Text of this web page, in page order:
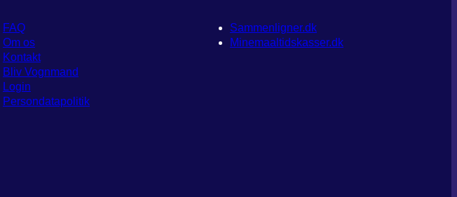
FAQ
Om os
Kontakt
Bliv Vognmand
Login
Persondatapolitik
Sammenligner.dk
Minemaaltidskasser.dk